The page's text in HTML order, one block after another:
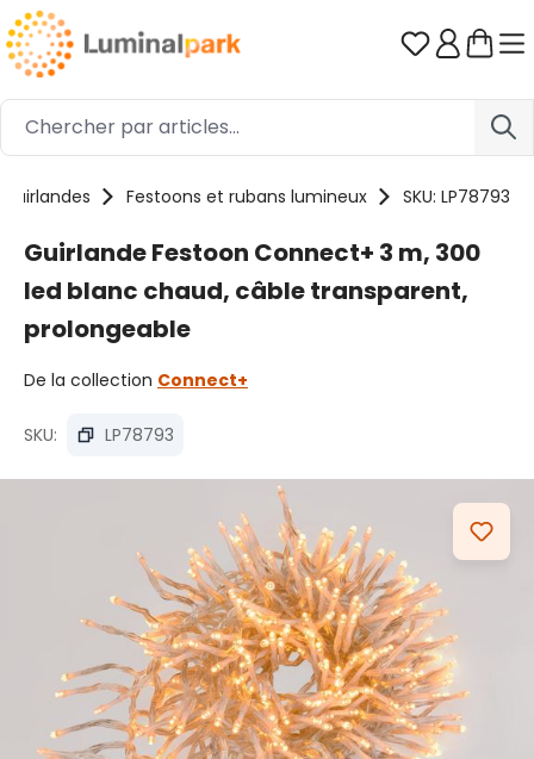
Passer au contenu principal Vous avez
Guirlandes Festoons et rubans lumineux SKU: LP78793
Guirlande Festoon Connect+ 3 m, 300
led blanc chaud, câble transparent,
prolongeable
De la collection Connect+
SKU: LP78793